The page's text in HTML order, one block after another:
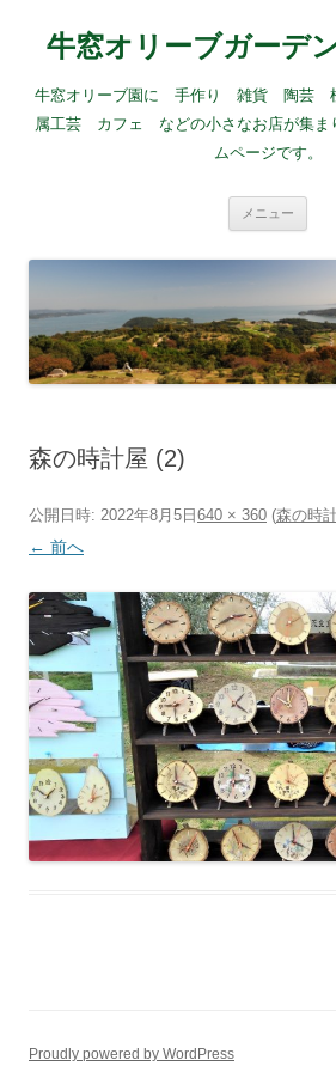
牛窓オリーブガーデ
牛窓オリーブ園に 手作り 雑貨 陶芸
属工芸 カフェ などの小さなお店が集ま
ムページです。
メニュー
ス
キ
ッ
プ
森の時計屋 (2)
公開日時: 2022年8月5日 640 × 360 (森の時
← 前へ
Proudly powered by WordPress